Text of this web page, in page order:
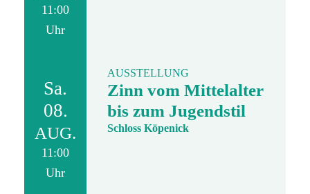
11:00
Uhr
Sa.
08.
AUG.
11:00
Uhr
AUSSTELLUNG
Zinn vom Mittelalter
bis zum Jugendstil
Schloss Köpenick